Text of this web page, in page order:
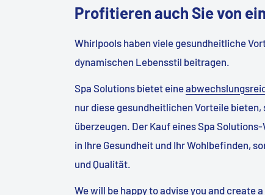
Profitieren auch Sie von
Whirlpools haben viele gesundheitliche
dynamischen Lebensstil beitragen.
Spa Solutions bietet eine
nur diese gesundheitlichen Vorteile
überzeugen. Der Kauf eines Spa
in Ihre Gesundheit und Ihr Wohlbefinden,
und Qualität.
We will be happy to advise you and create